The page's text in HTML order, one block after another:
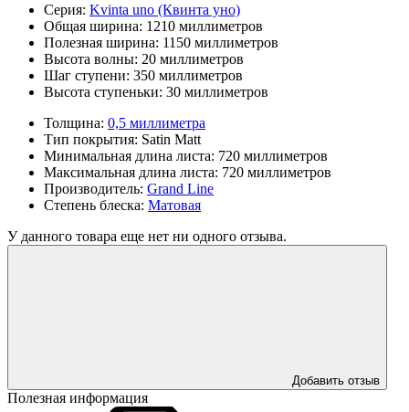
Серия: Kvinta uno (Квинта уно)
Общая ширина: 1210 миллиметров
Полезная ширина: 1150 миллиметров
Высота волны: 20 миллиметров
Шаг ступени: 350 миллиметров
Высота ступеньки: 30 миллиметров
Толщина: 0,5 миллиметра
Тип покрытия: Satin Matt
Минимальная длина листа: 720 миллиметров
Максимальная длина листа: 720 миллиметров
Производитель: Grand Line
Степень блеска: Матовая
У данного товара еще нет ни одного отзыва.
Добавить отзыв
Полезная информация